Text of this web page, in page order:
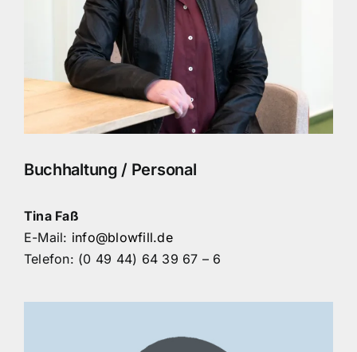
Buchhaltung / Personal
Tina Faß
E-Mail: info@blowfill.de
Telefon: (0 49 44) 64 39 67 – 6